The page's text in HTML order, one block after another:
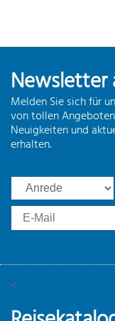
Newsletter
Melden Sie sich für
von tollen
Neuigkeiten und
erhalten.
<